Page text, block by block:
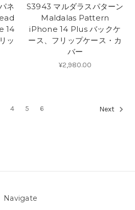
ネ
14
ッ
S3943 マルダラスパターン
Maldalas Pattern
iPhone 14 Plus バックケ
ース、フリップケース・カ
バー
¥2,980.00
4 5 6 Next
Navigate